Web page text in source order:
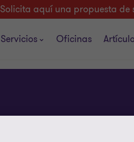
Solicita aquí una propuesta de
Servicios Oficinas